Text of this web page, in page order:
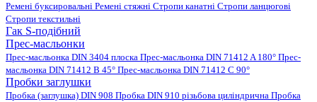
Ремені буксировальні Ремені стяжні Стропи канатні Стропи ланцюгові
Стропи текстильні
Гак S-подібний
Прес-масльонки
Прес-масльонка DIN 3404 плоска Прес-масльонка DIN 71412 A 180° Прес-
масльонка DIN 71412 B 45° Прес-масльонка DIN 71412 C 90°
Пробки заглушки
Пробка (заглушка) DIN 908 Пробка DIN 910 різьбова циліндрична Пробка